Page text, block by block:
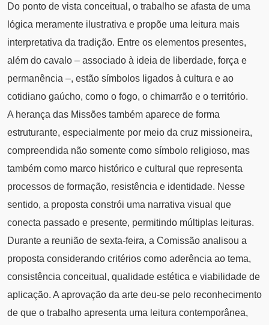
Do ponto de vista conceitual, o trabalho se afasta de uma
lógica meramente ilustrativa e propõe uma leitura mais
interpretativa da tradição. Entre os elementos presentes,
além do cavalo – associado à ideia de liberdade, força e
permanência –, estão símbolos ligados à cultura e ao
cotidiano gaúcho, como o fogo, o chimarrão e o território.
A herança das Missões também aparece de forma
estruturante, especialmente por meio da cruz missioneira,
compreendida não somente como símbolo religioso, mas
também como marco histórico e cultural que representa
processos de formação, resistência e identidade. Nesse
sentido, a proposta constrói uma narrativa visual que
conecta passado e presente, permitindo múltiplas leituras.
Durante a reunião de sexta-feira, a Comissão analisou a
proposta considerando critérios como aderência ao tema,
consistência conceitual, qualidade estética e viabilidade de
aplicação. A aprovação da arte deu-se pelo reconhecimento
de que o trabalho apresenta uma leitura contemporânea,